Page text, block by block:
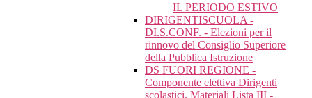
IL PERIODO ESTIVO
DIRIGENTISCUOLA -
DI.S.CONF. - Elezioni per il
rinnovo del Consiglio Superiore
della Pubblica Istruzione
DS FUORI REGIONE -
Componente elettiva Dirigenti
scolastici. Materiali Lista III -